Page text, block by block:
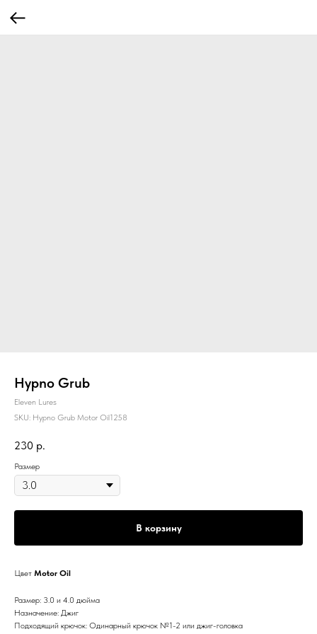
Hypno Grub
Eleven Lures
SKU: Hypno Grub Motor Oil1258
230 р.
Размер
В корзину
Цвет Motor Oil
Размер: 3.0 и 4.0 дюйма
Назначение: Джиг
Подходящий крючок: Одинарный крючок №1-2 или джиг-головка